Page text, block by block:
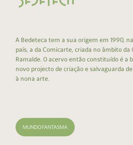
A Bedeteca tem a sua origem em 1990,
país, a da Comicarte, criada no âmbito da
Ramalde. O acervo então constituído é a
novo projecto de criação e salvaguarda
à nona arte.